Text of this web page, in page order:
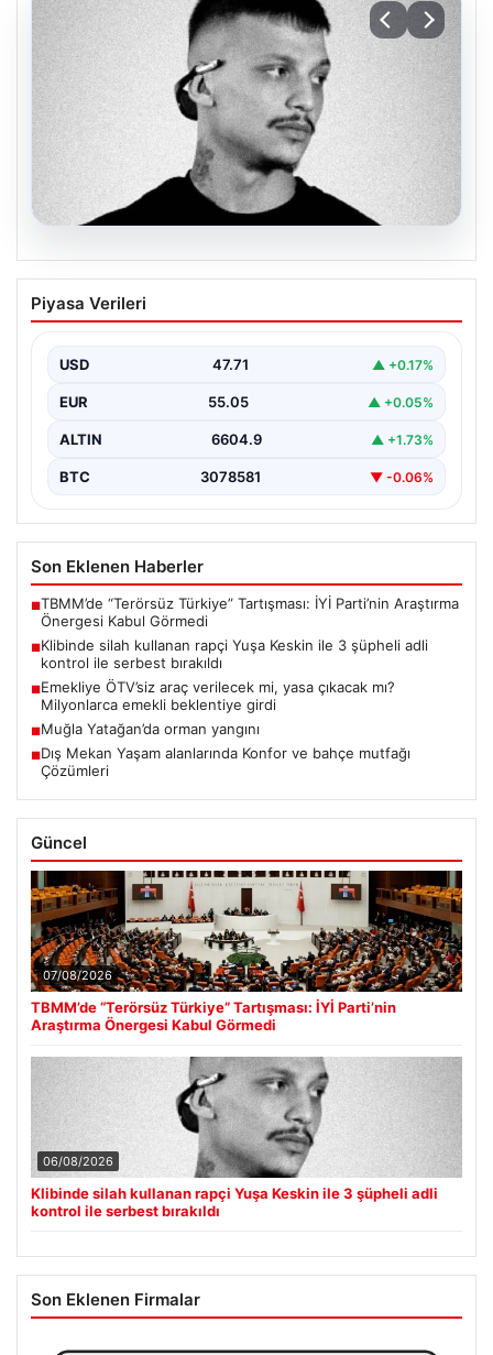
06.08.2026
Klibinde silah kullanan rapçi Yuşa
Keskin ile 3 şüpheli adli kontrol ile
Piyasa Verileri
USD 47.71 ▲ +0.17%
EUR 55.05 ▲ +0.05%
ALTIN 6604.9 ▲ +1.73%
BTC 3078581 ▼ -0.06%
Son Eklenen Haberler
■TBMM’de “Terörsüz Türkiye” Tartışması: İYİ Parti’nin Araştırma
Önergesi Kabul Görmedi
■Klibinde silah kullanan rapçi Yuşa Keskin ile 3 şüpheli adli
kontrol ile serbest bırakıldı
■Emekliye ÖTV’siz araç verilecek mi, yasa çıkacak mı?
Milyonlarca emekli beklentiye girdi
■Muğla Yatağan’da orman yangını
■Dış Mekan Yaşam alanlarında Konfor ve bahçe mutfağı
Çözümleri
Güncel
07/08/2026
TBMM’de “Terörsüz Türkiye” Tartışması: İYİ Parti’nin
Araştırma Önergesi Kabul Görmedi
06/08/2026
Klibinde silah kullanan rapçi Yuşa Keskin ile 3 şüpheli adli
kontrol ile serbest bırakıldı
Son Eklenen Firmalar